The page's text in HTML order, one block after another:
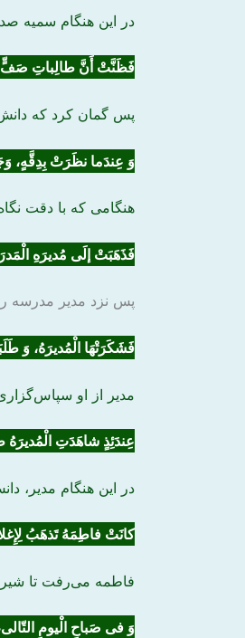
در این هنگام سمیه
فَظَنَّتْ أَنَّ طالِباتِ صَفٍّ
پس گمان کرد که
وَ عِندَما نظَرَتْ بِدِقَّهٍ،
هنگا‌می‌ که با دقت
فَذَهَبَتْ إلَی مُدیرَهِ
پس نزد مدیر مدرسه
فَشَکَرَتْهَا الْمُدیرَهُ، وَ
مدیر از او
عِندَئِذٍ شاهَدَتِ
در این هنگام مدیر،
کانَتْ فاطِمَهُ تَذهَبُ
فاطمه ‌می‌رفت تا شیر
وَ فی صَباحِ الْیومِ